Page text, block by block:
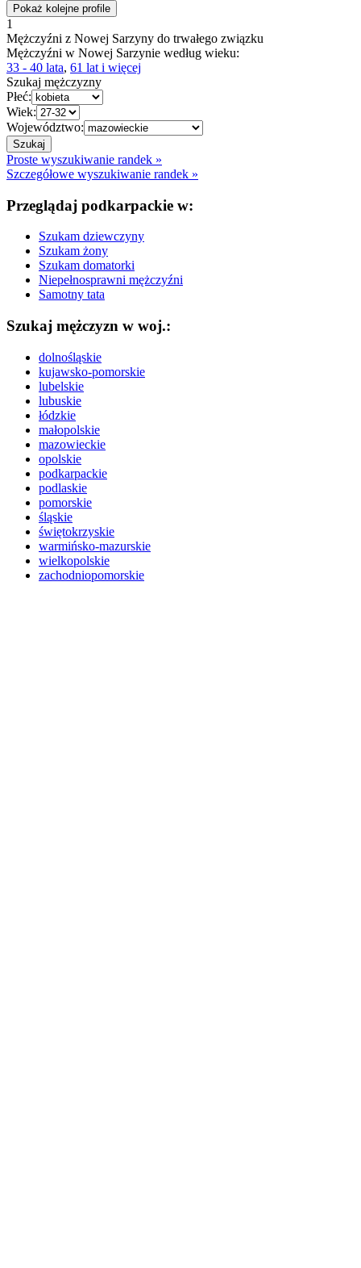
Pokaż kolejne profile
1
Mężczyźni z Nowej Sarzyny do trwałego związku
Mężczyźni w Nowej Sarzynie według wieku:
33 - 40 lata, 61 lat i więcej
Szukaj mężczyzny
Płeć:
Wiek:
Województwo:
Proste wyszukiwanie randek »
Szczegółowe wyszukiwanie randek »
Przeglądaj podkarpackie w:
Szukam dziewczyny
Szukam żony
Szukam domatorki
Niepełnosprawni mężczyźni
Samotny tata
Szukaj mężczyzn w woj.:
dolnośląskie
kujawsko-pomorskie
lubelskie
lubuskie
łódzkie
małopolskie
mazowieckie
opolskie
podkarpackie
podlaskie
pomorskie
śląskie
świętokrzyskie
warmińsko-mazurskie
wielkopolskie
zachodniopomorskie